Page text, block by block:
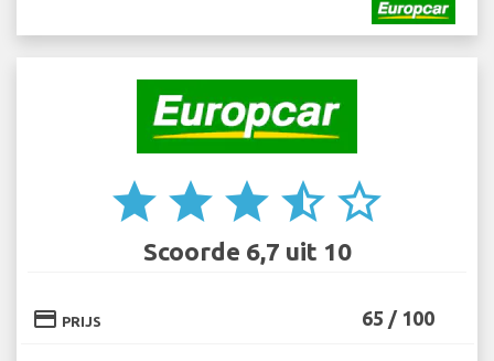
star star star star_half star_border
Scoorde 6,7 uit 10
credit_card PRIJS 65 / 100